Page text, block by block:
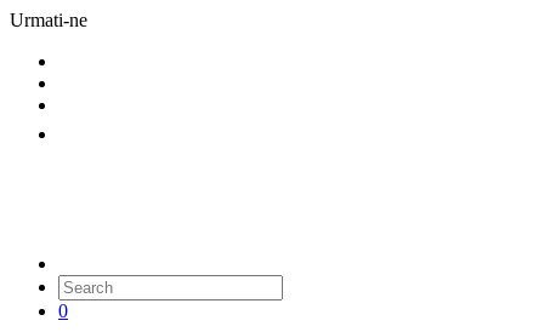
Urmati-ne
0